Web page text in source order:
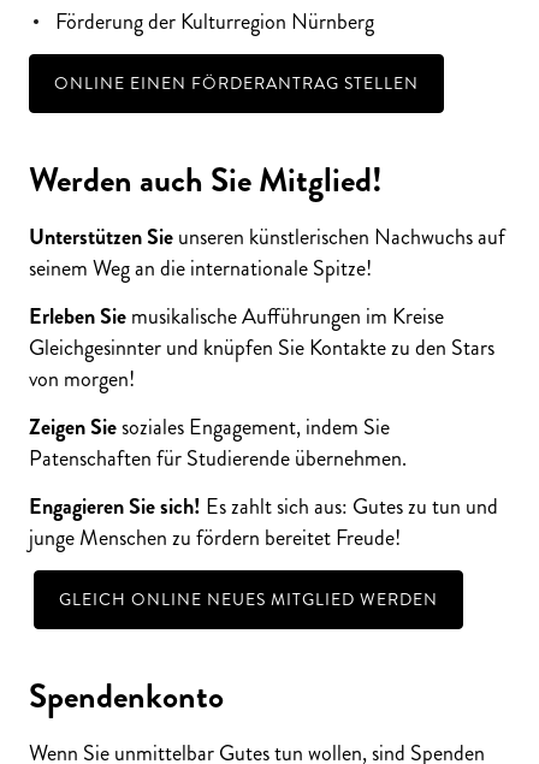
Förderung der Kulturregion Nürnberg
ONLINE EINEN FÖRDERANTRAG STELLEN
Werden auch Sie Mitglied!
Unterstützen Sieunseren künstlerischen Nachwuchs auf
seinem Weg an die internationale Spitze!
Erleben Siemusikalische Aufführungen im Kreise
Gleichgesinnter und knüpfen Sie Kontakte zu den Stars
von morgen!
Zeigen Siesoziales Engagement, indem Sie
Patenschaften für Studierende übernehmen.
Engagieren Sie sich! Es zahlt sich aus: Gutes zu tun und
junge Menschen zu fördern bereitet Freude!
GLEICH ONLINE NEUES MITGLIED WERDEN
Spendenkonto
Wenn Sie unmittelbar Gutes tun wollen, sind Spenden